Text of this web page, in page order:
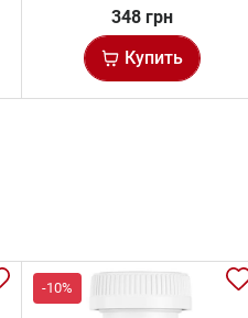
348 грн
Купить
-10%